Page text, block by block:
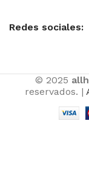
Redes sociales:
© 2025
reservados. |